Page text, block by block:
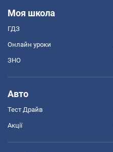
Моя школа
ГДЗ
Онлайн уроки
ЗНО
Авто
Тест Драйв
Акції